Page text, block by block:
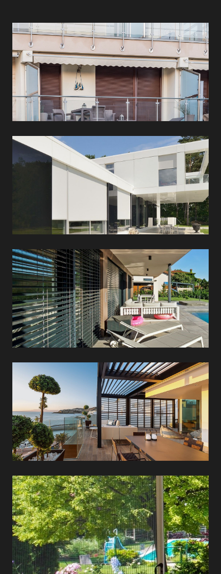
Külső
textilárnyékolók
árnyékolók
Kerti
árnyékolók
Szúnyoghálók